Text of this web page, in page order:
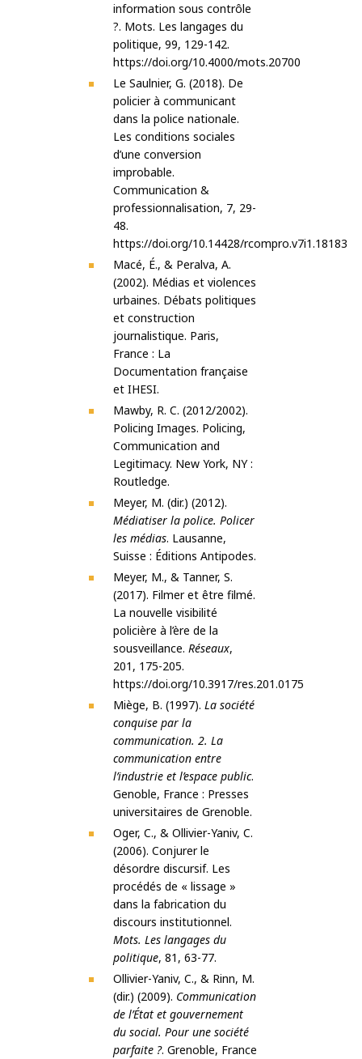
information sous contrôle
?. Mots. Les langages du
politique, 99, 129-142.
https://doi.org/10.4000/mots.20700
Le Saulnier, G. (2018). De
policier à communicant
dans la police nationale.
Les conditions sociales
d’une conversion
improbable.
Communication &
professionnalisation, 7, 29-
48.
https://doi.org/10.14428/rcompro.v7i1.18183
Macé, É., & Peralva, A.
(2002). Médias et violences
urbaines. Débats politiques
et construction
journalistique. Paris,
France : La
Documentation française
et IHESI.
Mawby, R. C. (2012/2002).
Policing Images. Policing,
Communication and
Legitimacy. New York, NY :
Routledge.
Meyer, M. (dir.) (2012).
Médiatiser la police. Policer
les médias. Lausanne,
Suisse : Éditions Antipodes.
Meyer, M., & Tanner, S.
(2017). Filmer et être filmé.
La nouvelle visibilité
policière à l’ère de la
sousveillance. Réseaux,
201, 175-205.
https://doi.org/10.3917/res.201.0175
Miège, B. (1997). La société
conquise par la
communication. 2. La
communication entre
l’industrie et l’espace public.
Genoble, France : Presses
universitaires de Grenoble.
Oger, C., & Ollivier-Yaniv, C.
(2006). Conjurer le
désordre discursif. Les
procédés de « lissage »
dans la fabrication du
discours institutionnel.
Mots. Les langages du
politique, 81, 63-77.
Ollivier-Yaniv, C., & Rinn, M.
(dir.) (2009). Communication
de l’État et gouvernement
du social. Pour une société
parfaite ?. Grenoble, France